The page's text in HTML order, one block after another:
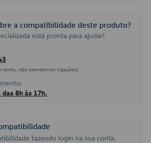
a compatibilidade deste produto?
está pronta para ajudar!
texto, não atendemos ligações)
8h às 17h.
fazendo login na sua conta.